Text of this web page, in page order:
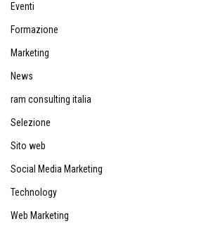
Eventi
Formazione
Marketing
News
ram consulting italia
Selezione
Sito web
Social Media Marketing
Technology
Web Marketing